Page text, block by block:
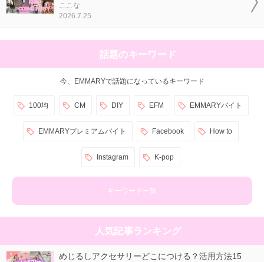
ここな
2026.7.25
話題のキーワード
今、EMMARYで話題になっているキーワード
100均 CM DIY EFM EMMARYバイト
EMMARYプレミアムバイト Facebook How to
Instagram K-pop
キーワード一覧
人気記事ランキング
めじるしアクセサリーどこにつける？活用方法15